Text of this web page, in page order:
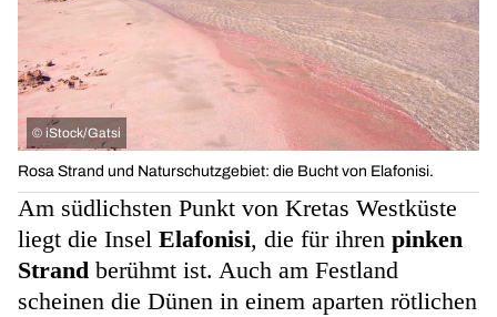
© iStock/Gatsi
Rosa Strand und Naturschutzgebiet: die Bucht von Elafonisi.
Am südlichsten Punkt von Kretas Westküste
liegt die Insel Elafonisi, die für ihren pinken
Strand berühmt ist. Auch am Festland
scheinen die Dünen in einem aparten rötlichen